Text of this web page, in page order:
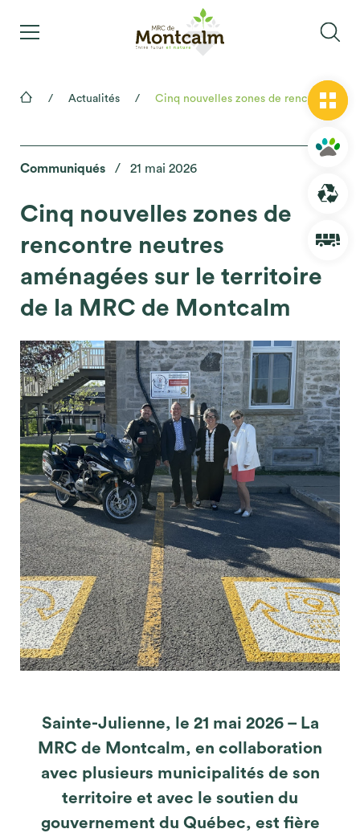
Actualités Cinq nouvelles zones de rencontre neutres aménagées sur le territoire de la MRC de Montcalm
Communiqués / 21 mai 2026
Cinq nouvelles zones de
rencontre neutres
aménagées sur le territoire
de la MRC de Montcalm
Sainte-Julienne, le 21 mai 2026 – La
MRC de Montcalm, en collaboration
avec plusieurs municipalités de son
territoire et avec le soutien du
gouvernement du Québec, est fière